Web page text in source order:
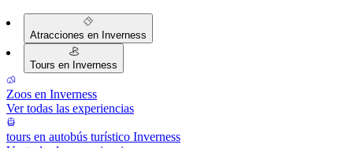
Atracciones en Inverness
Tours en Inverness
Zoos en Inverness
Ver todas las experiencias
tours en autobús turístico Inverness